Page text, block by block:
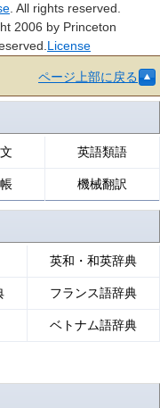
. All rights reserved.
2006 by Princeton
License
ページ上部に戻る
英語類語
機械翻訳
英和・和英辞典
フランス語辞典
ベトナム語辞典